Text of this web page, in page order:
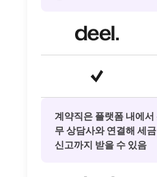
계약직은 플랫폼 내에
무 상담사와 연결해 세
신고까지 받을 수 있음